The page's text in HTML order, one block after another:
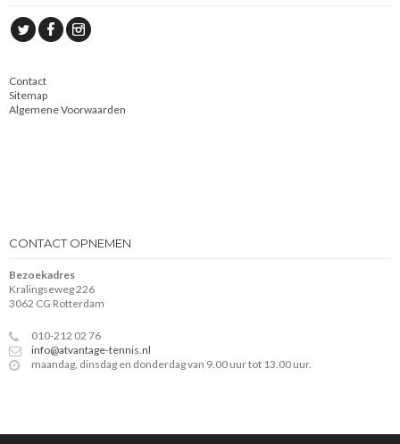
Contact
Sitemap
Algemene Voorwaarden
CONTACT OPNEMEN
Bezoekadres
Kralingseweg 226
3062 CG Rotterdam
010-212 02 76
info@atvantage-tennis.nl
maandag, dinsdag en donderdag van 9.00 uur tot 13.00 uur.